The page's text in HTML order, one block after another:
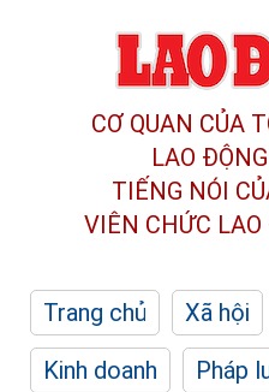
CƠ QUAN CỦA
LAO
TIẾNG NÓI
VIÊN CHỨC LAO
Trang chủ Xã hội
Kinh doanh
Pháp